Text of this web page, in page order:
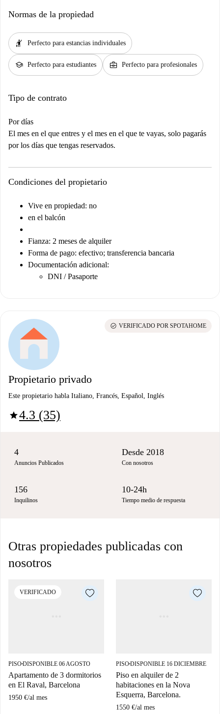
Normas de la propiedad
hail Perfecto para estancias individuales
school Perfecto para estudiantes business_center Perfecto para profesionales
Tipo de contrato
Por días
El mes en el que entres y el mes en el que te vayas, solo pagarás
por los días que tengas reservados.
Condiciones del propietario
Vive en propiedad: no
en el balcón
Fianza: 2 meses de alquiler
Forma de pago: efectivo; transferencia bancaria
Documentación adicional:
DNI / Pasaporte
Propietario privado
Este propietario habla Italiano, Francés, Español, Inglés
star4.3 (35)
check_circle VERIFICADO POR SPOTAHOME
4
Anuncios Publicados
Desde 2018
Con nosotros
156
Inquilinos
10-24h
Tiempo medio de respuesta
Otras propiedades publicadas con
nosotros
VERIFICADO
PISO■DISPONIBLE 06 AGOSTO
Apartamento de 3 dormitorios
en El Raval, Barcelona
1950 €/al mes
PISO■DISPONIBLE 16 DICIEMBRE
Piso en alquiler de 2
habitaciones en la Nova
Esquerra, Barcelona.
1550 €/al mes